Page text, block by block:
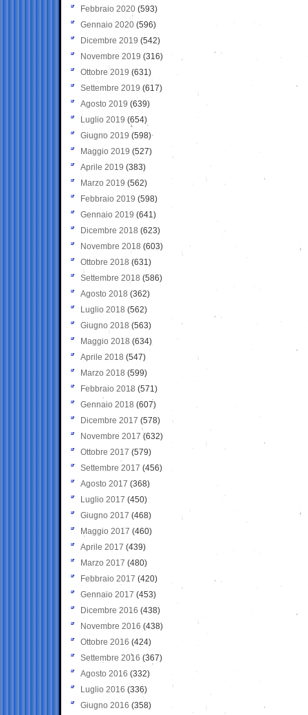
Febbraio 2020 (593)
Gennaio 2020 (596)
Dicembre 2019 (542)
Novembre 2019 (316)
Ottobre 2019 (631)
Settembre 2019 (617)
Agosto 2019 (639)
Luglio 2019 (654)
Giugno 2019 (598)
Maggio 2019 (527)
Aprile 2019 (383)
Marzo 2019 (562)
Febbraio 2019 (598)
Gennaio 2019 (641)
Dicembre 2018 (623)
Novembre 2018 (603)
Ottobre 2018 (631)
Settembre 2018 (586)
Agosto 2018 (362)
Luglio 2018 (562)
Giugno 2018 (563)
Maggio 2018 (634)
Aprile 2018 (547)
Marzo 2018 (599)
Febbraio 2018 (571)
Gennaio 2018 (607)
Dicembre 2017 (578)
Novembre 2017 (632)
Ottobre 2017 (579)
Settembre 2017 (456)
Agosto 2017 (368)
Luglio 2017 (450)
Giugno 2017 (468)
Maggio 2017 (460)
Aprile 2017 (439)
Marzo 2017 (480)
Febbraio 2017 (420)
Gennaio 2017 (453)
Dicembre 2016 (438)
Novembre 2016 (438)
Ottobre 2016 (424)
Settembre 2016 (367)
Agosto 2016 (332)
Luglio 2016 (336)
Giugno 2016 (358)